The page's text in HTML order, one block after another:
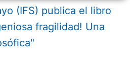
(IFS) publica el libro
fragilidad! Una